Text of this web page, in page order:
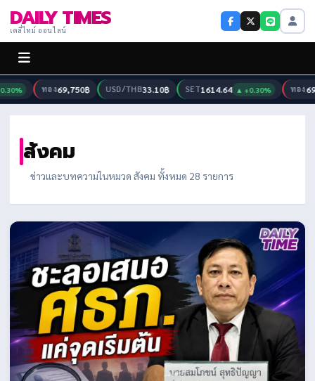
DAILY TIMES
เดลี่ไทม์ ออนไลน์
ทอง69,750฿ USD/THB33.10฿ SET1614.64 ▲ +0.30% ทอง
สังคม
ข่าวและบทความในหมวด สังคม ทั้งหมด 28 รายการ